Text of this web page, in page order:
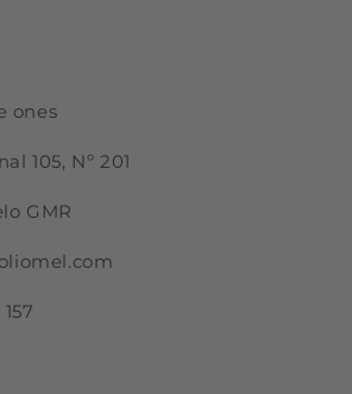
ones
105, Nº 201
GMR